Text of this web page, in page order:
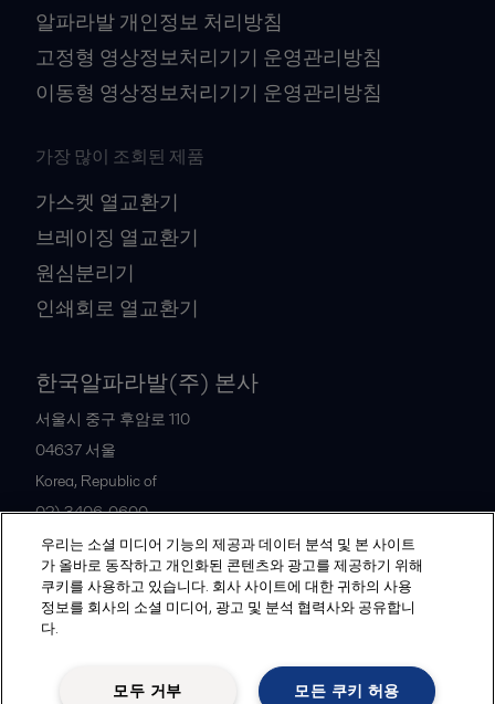
알파라발 개인정보 처리방침
고정형 영상정보처리기기 운영관리방침
이동형 영상정보처리기기 운영관리방침
가장 많이 조회된 제품
가스켓 열교환기
브레이징 열교환기
원심분리기
인쇄회로 열교환기
한국알파라발(주) 본사
서울시 중구 후암로 110
04637 서울
Korea, Republic of
02) 3406-0600
All offices and partners
Legal terms and conditions
우리는 소셜 미디어 기능의 제공과 데이터 분석 및 본 사이트
가 올바로 동작하고 개인화된 콘텐츠와 광고를 제공하기 위해
쿠키를 사용하고 있습니다. 회사 사이트에 대한 귀하의 사용
정보를 회사의 소셜 미디어, 광고 및 분석 협력사와 공유합니
다.
모든 쿠키 허용
모두 거부